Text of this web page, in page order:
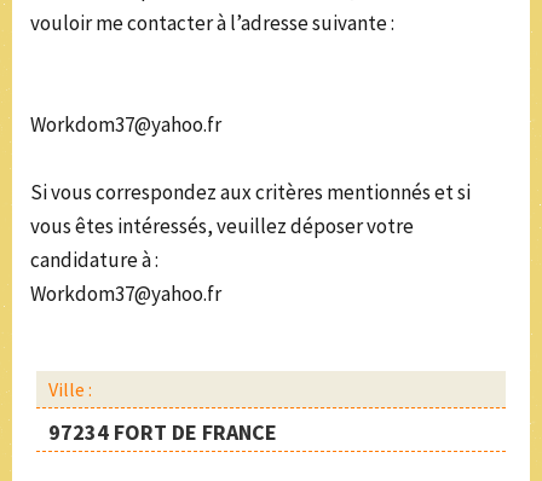
vouloir me contacter à l’adresse suivante :
Workdom37@yahoo.fr
Si vous correspondez aux critères mentionnés et si
vous êtes intéressés, veuillez déposer votre
candidature à :
Workdom37@yahoo.fr
Ville :
97234 FORT DE FRANCE